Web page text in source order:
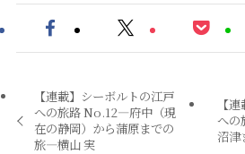
【連載】シーボルトの江戸
への旅路 No.12―府中（現
在の静岡）から蒲原までの
旅―横山 実
【
への
沼津